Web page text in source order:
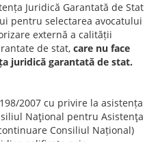
Juridică Garantată de Stat
pentru selectarea avocatului
externă a calității
de stat, care nu face
juridică garantată de stat.
2007 cu privire la asistența
Naţional pentru Asistenţa
Consiliul Național)